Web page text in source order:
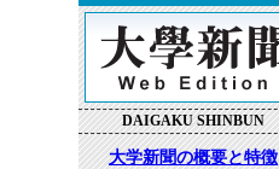
DAIGAKU SHINBUN
大学新聞の概要と特徴